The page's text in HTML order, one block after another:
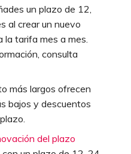
de Megaport
OVHcloud
Salesforce Express
SAP
VMware Cloud
Conexiones MCR con
OVHcloud
Conexiones MCR con
SAP HANA Enterprise
Cloud
un plazo de 12,
al crear un nuevo
tarifa mes a mes.
consulta
más largos ofrecen
bajos y descuentos
del plazo